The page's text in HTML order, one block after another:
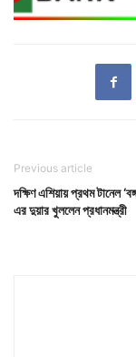
Previous article
দক্ষিণ এশিয়ায় প্রথম টানেল
এর দুয়ার খুললেন প্রধানমন্ত্রী